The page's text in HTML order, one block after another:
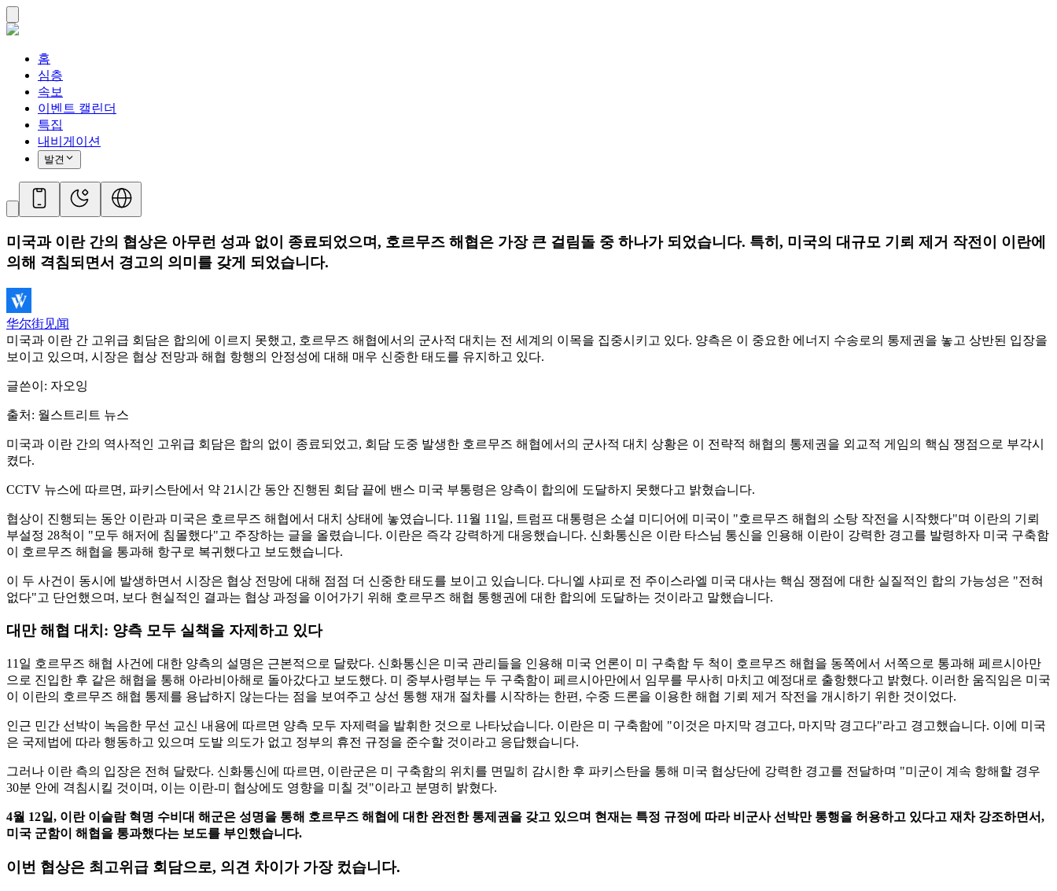
홈
심층
속보
이벤트 캘린더
특집
내비게이션
발견
미국과 이란 간의 협상은 아무런 성과 없이 종료되었으며, 호르무즈 해협은 가장 큰 걸림돌 중 하나가 되었습니다. 특히, 미국의 대규모 기뢰 제거 작전이 이란에
의해 격침되면서 경고의 의미를 갖게 되었습니다.
华尔街见闻
미국과 이란 간 고위급 회담은 합의에 이르지 못했고, 호르무즈 해협에서의 군사적 대치는 전 세계의 이목을 집중시키고 있다. 양측은 이 중요한 에너지 수송로의 통제권을 놓고 상반된 입장을
보이고 있으며, 시장은 협상 전망과 해협 항행의 안정성에 대해 매우 신중한 태도를 유지하고 있다.
글쓴이: 자오잉
출처: 월스트리트 뉴스
미국과 이란 간의 역사적인 고위급 회담은 합의 없이 종료되었고, 회담 도중 발생한 호르무즈 해협에서의 군사적 대치 상황은 이 전략적 해협의 통제권을 외교적 게임의 핵심 쟁점으로 부각시
켰다.
CCTV 뉴스에 따르면, 파키스탄에서 약 21시간 동안 진행된 회담 끝에 밴스 미국 부통령은 양측이 합의에 도달하지 못했다고 밝혔습니다.
협상이 진행되는 동안 이란과 미국은 호르무즈 해협에서 대치 상태에 놓였습니다. 11월 11일, 트럼프 대통령은 소셜 미디어에 미국이 "호르무즈 해협의 소탕 작전을 시작했다"며 이란의 기뢰
부설정 28척이 "모두 해저에 침몰했다"고 주장하는 글을 올렸습니다. 이란은 즉각 강력하게 대응했습니다. 신화통신은 이란 타스님 통신을 인용해 이란이 강력한 경고를 발령하자 미국 구축함
이 호르무즈 해협을 통과해 항구로 복귀했다고 보도했습니다.
이 두 사건이 동시에 발생하면서 시장은 협상 전망에 대해 점점 더 신중한 태도를 보이고 있습니다. 다니엘 샤피로 전 주이스라엘 미국 대사는 핵심 쟁점에 대한 실질적인 합의 가능성은 "전혀
없다"고 단언했으며, 보다 현실적인 결과는 협상 과정을 이어가기 위해 호르무즈 해협 통행권에 대한 합의에 도달하는 것이라고 말했습니다.
대만 해협 대치: 양측 모두 실책을 자제하고 있다
11일 호르무즈 해협 사건에 대한 양측의 설명은 근본적으로 달랐다. 신화통신은 미국 관리들을 인용해 미국 언론이 미 구축함 두 척이 호르무즈 해협을 동쪽에서 서쪽으로 통과해 페르시아만
으로 진입한 후 같은 해협을 통해 아라비아해로 돌아갔다고 보도했다. 미 중부사령부는 두 구축함이 페르시아만에서 임무를 무사히 마치고 예정대로 출항했다고 밝혔다. 이러한 움직임은 미국
이 이란의 호르무즈 해협 통제를 용납하지 않는다는 점을 보여주고 상선 통행 재개 절차를 시작하는 한편, 수중 드론을 이용한 해협 기뢰 제거 작전을 개시하기 위한 것이었다.
인근 민간 선박이 녹음한 무선 교신 내용에 따르면 양측 모두 자제력을 발휘한 것으로 나타났습니다. 이란은 미 구축함에 "이것은 마지막 경고다, 마지막 경고다"라고 경고했습니다. 이에 미국
은 국제법에 따라 행동하고 있으며 도발 의도가 없고 정부의 휴전 규정을 준수할 것이라고 응답했습니다.
그러나 이란 측의 입장은 전혀 달랐다. 신화통신에 따르면, 이란군은 미 구축함의 위치를 ​​면밀히 감시한 후 파키스탄을 통해 미국 협상단에 강력한 경고를 전달하며 "미군이 계속 항해할 경우
30분 안에 격침시킬 것이며, 이는 이란-미 협상에도 영향을 미칠 것"이라고 분명히 밝혔다.
4월 12일, 이란 이슬람 혁명 수비대 해군은 성명을 통해 호르무즈 해협에 대한 완전한 통제권을 갖고 있으며 현재는 특정 규정에 따라 비군사 선박만 통행을 허용하고 있다고 재차 강조하면서,
미국 군함이 해협을 통과했다는 보도를 부인했습니다.
이번 협상은 최고위급 회담으로, 의견 차이가 가장 컸습니다.